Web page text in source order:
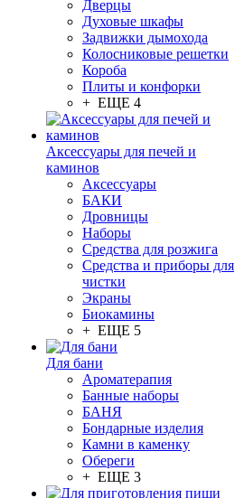
Дверцы
Духовые шкафы
Задвижки дымохода
Колосниковые решетки
Короба
Плиты и конфорки
+ ЕЩЕ 4
Аксессуары для печей и
каминов
Аксессуары
БАКИ
Дровницы
Наборы
Средства для розжига
Средства и приборы для
чистки
Экраны
Биокамины
+ ЕЩЕ 5
Для бани
Ароматерапия
Банные наборы
БАНЯ
Бондарные изделия
Камни в каменку
Обереги
+ ЕЩЕ 3